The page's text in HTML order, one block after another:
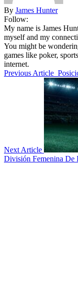
By James Hunter
Follow:
My name is James
myself and my
You might be
games like poker,
internet.
Previous Article
Next Article
División Femenina De